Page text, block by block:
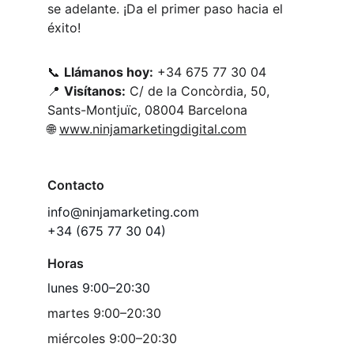
se adelante. ¡Da el primer paso hacia el
éxito!
📞 Llámanos hoy: +34 675 77 30 04
📍 Visítanos: C/ de la Concòrdia, 50,
Sants-Montjuïc, 08004 Barcelona
🌐 www.ninjamarketingdigital.com
Contacto
info@ninjamarketing.com
+34 (675 77 30 04)
Horas
lunes 9:00–20:30
martes 9:00–20:30
miércoles 9:00–20:30